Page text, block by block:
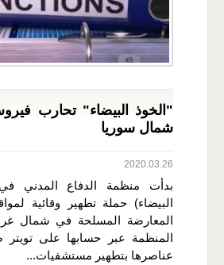
"الخوذ البيضاء" تحارب
شمال سوريا
2020.03.26
بدأت منظمة الدفاع المدني
البيضاء) حملة تطهير وقائية
المعارضة المسلحة في شمال
المنظمة عبر حسابها على تويتر
عناصرها بتطهير مستشفيات...